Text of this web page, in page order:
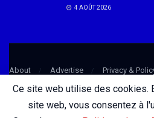
4 AOÛT 2026
About Advertise Privacy &
Ce site web utilise des cookies.
site web, vous consentez à